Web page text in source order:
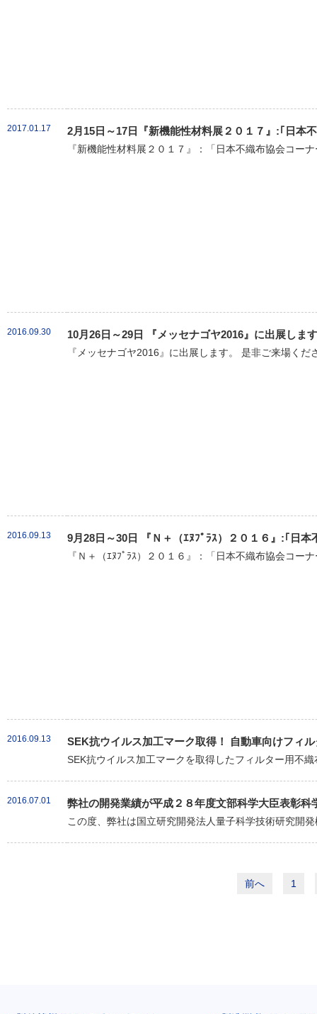
2017.01.17 2月15日～17日『新機能性材料展２０１７』:｢日本
『新機能性材料展２０１７』：「日本不織布協会コー
2016.09.30 10月26日～29日 『メッセナゴヤ2016』に出展します
『メッセナゴヤ2016』に出展します。 是非ご来場
2016.09.13 9月28日～30日 『Ｎ＋（ｴﾇﾌﾟﾗｽ）２０１６』:｢日
『Ｎ＋（ｴﾇﾌﾟﾗｽ）２０１６』：「日本不織布協会コー
2016.09.13 SEK抗ウイルス加工マーク取得！ 自動車向けフィ
SEK抗ウイルス加工マークを取得したフィルター用不
2016.07.01 弊社の開発業績が平成２８年度文部科学大臣表彰
この度、弊社は国立研究開発法人量子科学技術研究開
前へ 1